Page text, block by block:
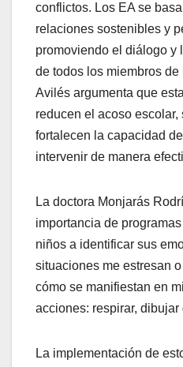
conflictos. Los EA se
relaciones sostenibles y
promoviendo el diálogo y
de todos los miembros
Avilés argumenta que
reducen el acoso escolar,
fortalecen la capacidad
intervenir de manera
La doctora Monjarás
importancia de
niños a identificar sus
situaciones me estresan
cómo se manifiestan en
acciones: respirar, dibujar
La implementación de